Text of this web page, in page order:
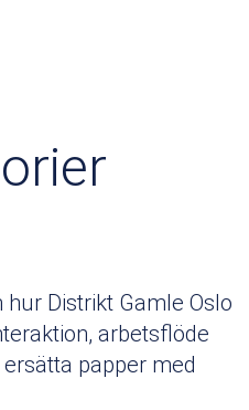
Distrikt Gamle Oslo
arbetsflöde
papper med